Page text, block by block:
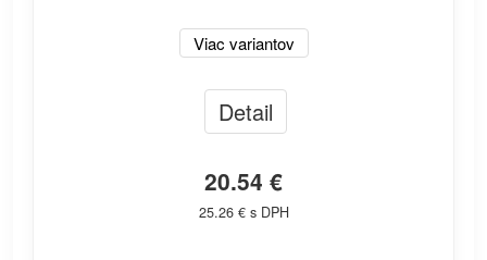
Viac variantov
Detail
20.54 €
25.26 € s DPH